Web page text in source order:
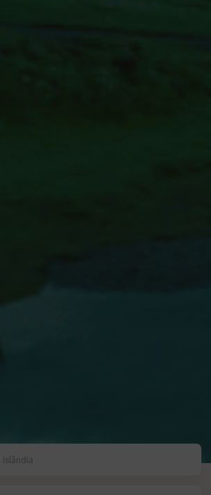
Islândia